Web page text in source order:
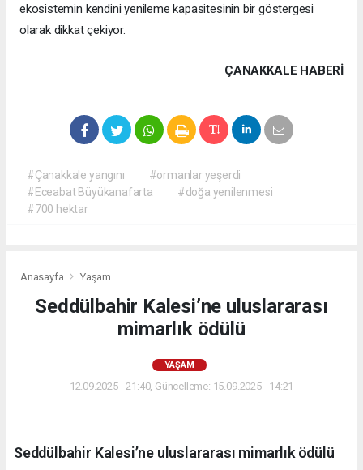
ekosistemin kendini yenileme kapasitesinin bir göstergesi
olarak dikkat çekiyor.
ÇANAKKALE HABERİ
#Çanakkale yangını
#ormanlar yeşerdi
#Eceabat Büyükanafarta
#doğa yenilenmesi
#700 hektar
Anasayfa Yaşam
Seddülbahir Kalesi’ne uluslararası
mimarlık ödülü
YAŞAM
12.09.2025 - 21:40, Güncelleme: 15.09.2025 - 14:21
Seddülbahir Kalesi’ne uluslararası mimarlık ödülü